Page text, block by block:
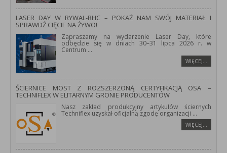
LASER DAY W RYWAL-RHC – POKAŻ NAM SWÓJ MATERIAŁ I
SPRAWDŹ CIĘCIE NA ŻYWO!
Zapraszamy na wydarzenie Laser Day, które
odbędzie się w dniach 30–31 lipca 2026 r. w
Centrum ...
WIĘCEJ…
ŚCIERNICE MOST Z ROZSZERZONĄ CERTYFIKACJĄ OSA –
TECHNIFLEX W ELITARNYM GRONIE PRODUCENTÓW
Nasz zakład produkcyjny artykułów ściernych
Techniflex uzyskał oficjalną zgodę organizacji ...
WIĘCEJ…